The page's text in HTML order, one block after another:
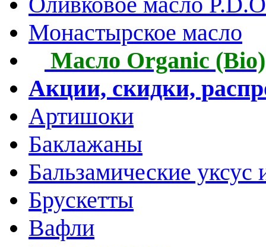
Монастырское масло
Масло Organic (Bio)
Акции, скидки,
Артишоки
Баклажаны
Бальзамические уксус
Брускетты
Вафли